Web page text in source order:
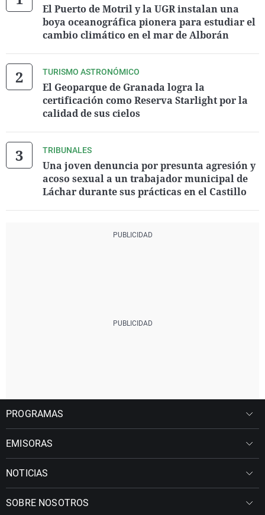
El Puerto de Motril y la UGR instalan una
boya oceanográfica pionera para estudiar el
cambio climático en el mar de Alborán
TURISMO ASTRONÓMICO
El Geoparque de Granada logra la
certificación como Reserva Starlight por la
calidad de sus cielos
TRIBUNALES
Una joven denuncia por presunta agresión y
acoso sexual a un trabajador municipal de
Láchar durante sus prácticas en el Castillo
PROGRAMAS
EMISORAS
NOTICIAS
SOBRE NOSOTROS